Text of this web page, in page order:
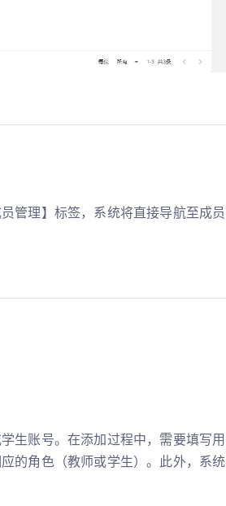
管理】标签，系统将直接导航至成员
生账号。在添加过程中，需要填写用
的角色（教师或学生）。此外，系统